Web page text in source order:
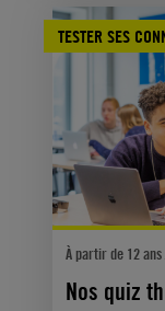
TESTER SES
À partir de 12
Nos quiz